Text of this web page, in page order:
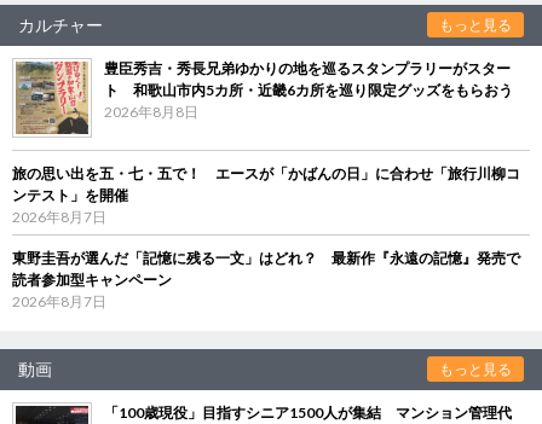
カルチャー もっと見る
豊臣秀吉・秀長兄弟ゆかりの地を巡るスタンプラリーがスター
ト 和歌山市内5カ所・近畿6カ所を巡り限定グッズをもらおう
2026年8月8日
旅の思い出を五・七・五で！ エースが「かばんの日」に合わせ「旅行川柳コ
ンテスト」を開催
2026年8月7日
東野圭吾が選んだ「記憶に残る一文」はどれ？ 最新作『永遠の記憶』発売で
読者参加型キャンペーン
2026年8月7日
動画 もっと見る
「100歳現役」目指すシニア1500人が集結 マンション管理代